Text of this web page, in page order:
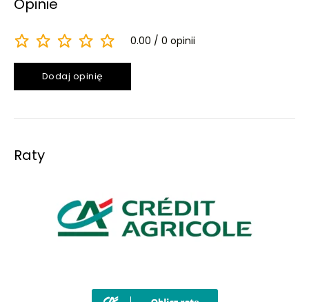
Opinie
0.00 0 opinii
Dodaj opinię
Raty